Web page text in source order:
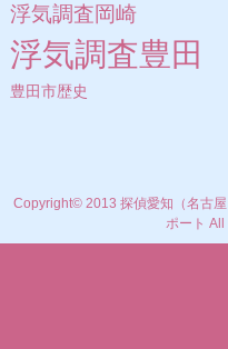
浮気調査岡崎
浮気調査豊田
豊田市歴史
Copyright© 2013 探偵愛知（名古
ポート